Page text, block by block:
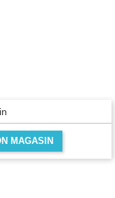
MAGASIN